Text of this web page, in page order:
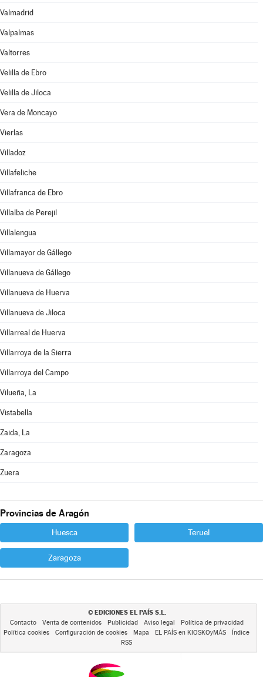
Valmadrid
Valpalmas
Valtorres
Velilla de Ebro
Velilla de Jiloca
Vera de Moncayo
Vierlas
Villadoz
Villafeliche
Villafranca de Ebro
Villalba de Perejil
Villalengua
Villamayor de Gállego
Villanueva de Gállego
Villanueva de Huerva
Villanueva de Jiloca
Villarreal de Huerva
Villarroya de la Sierra
Villarroya del Campo
Vilueña, La
Vistabella
Zaida, La
Zaragoza
Zuera
Provincias de Aragón
Huesca Teruel
Zaragoza
© EDICIONES EL PAÍS S.L.
Contacto Venta de contenidos Publicidad Aviso legal
Política de privacidad
Política cookies
Configuración de cookies Mapa EL PAÍS en KIOSKOyMÁS
Índice
RSS